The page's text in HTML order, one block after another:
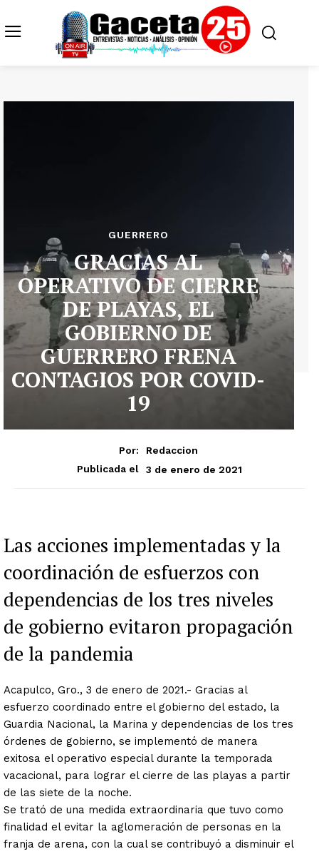
GUERRERO
GRACIAS AL
OPERATIVO DE CIERRE
DE PLAYAS, EL
GOBIERNO DE
GUERRERO FRENA
CONTAGIOS POR COVID-
19
Por:
Redaccion
Publicada el
3 de enero de 2021
Las acciones implementadas y la
coordinación de esfuerzos con
dependencias de los tres niveles
de gobierno evitaron propagación
de la pandemia
Acapulco, Gro., 3 de enero de 2021.- Gracias al
esfuerzo coordinado entre el gobierno del estado, la
Guardia Nacional, la Marina y dependencias de los tres
órdenes de gobierno, se implementó de manera
exitosa el operativo especial durante la temporada
vacacional, para lograr el cierre de las playas a partir
de las siete de la noche.
Se trató de una medida extraordinaria que tuvo como
finalidad el evitar la aglomeración de personas en la
franja de arena, con la cual se contribuyó a disminuir el